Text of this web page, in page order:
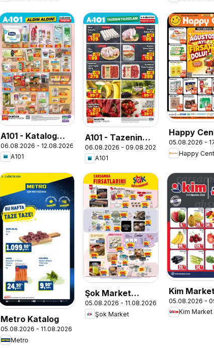
A101 - Katalog
Aldın Aldın
06.08.2026 - 12.08.2026
A101
A101 - Tazenin
Yıldızları
06.08.2026 - 09.08.2026
A101
Happy
Katalog
05.08.2026 -
Happy
Metro Katalog
05.08.2026 - 11.08.2026
Metro
Şok Market
Katalog
05.08.2026 - 11.08.2026
Şok Market
Kim Market
Katalog -
Insert
05.08.2026 -
Kim Market